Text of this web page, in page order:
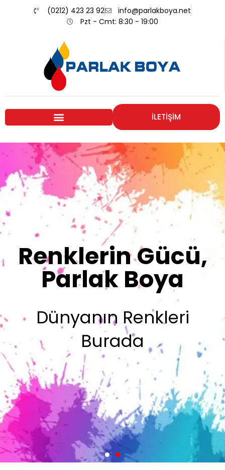
(0212) 423 23 92
info@parlakboya.net
Pzt - Cmt: 8:30 - 19:00
İLETİŞİM